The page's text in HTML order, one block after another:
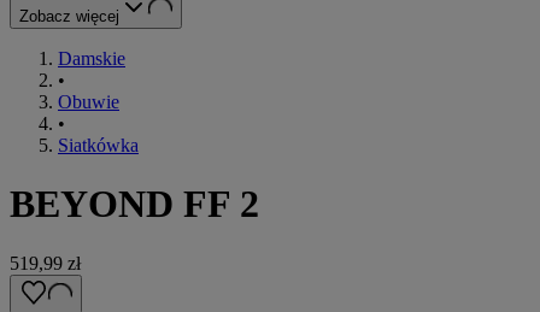
Zobacz więcej
Damskie
•
Obuwie
•
Siatkówka
BEYOND FF 2
519,99 zł